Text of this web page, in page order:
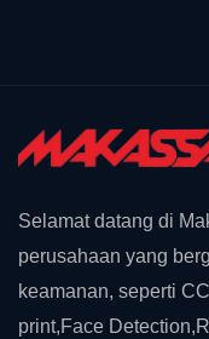
Selamat datang di
perusahaan yang
keamanan, seperti
print,Face